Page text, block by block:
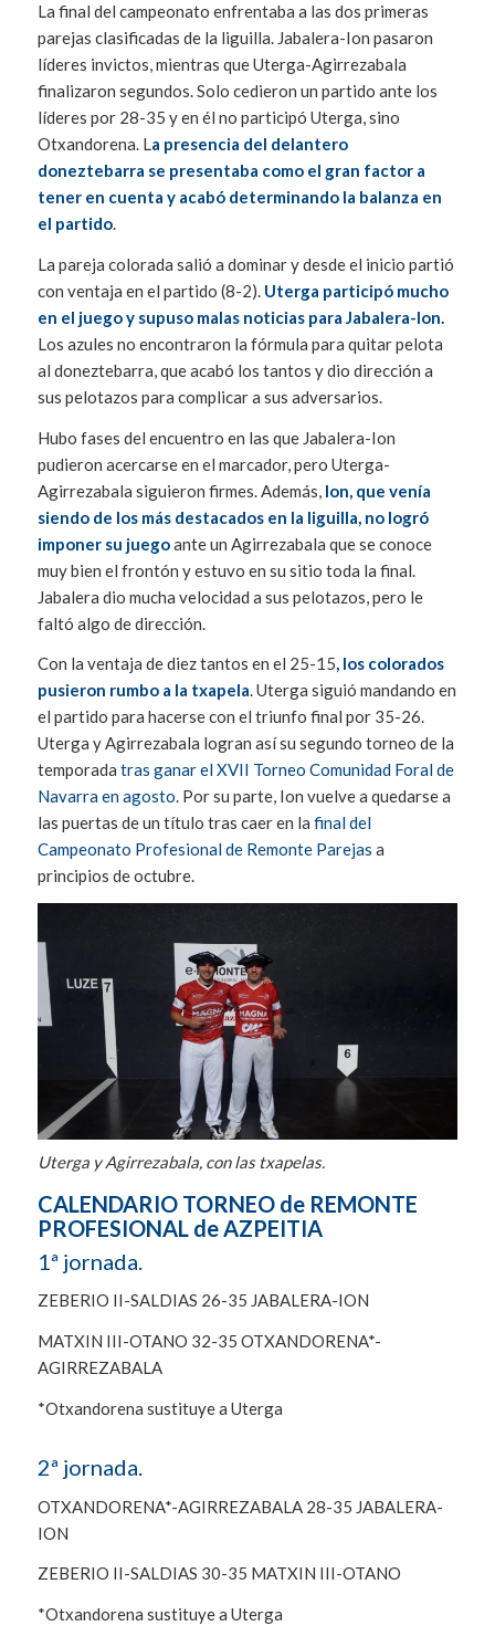
La final del campeonato enfrentaba a las dos primeras
parejas clasificadas de la liguilla. Jabalera-Ion pasaron
líderes invictos, mientras que Uterga-Agirrezabala
finalizaron segundos. Solo cedieron un partido ante los
líderes por 28-35 y en él no participó Uterga, sino
Otxandorena. La presencia del delantero
doneztebarra se presentaba como el gran factor a
tener en cuenta y acabó determinando la balanza en
el partido.
La pareja colorada salió a dominar y desde el inicio partió
con ventaja en el partido (8-2). Uterga participó mucho
en el juego y supuso malas noticias para Jabalera-Ion.
Los azules no encontraron la fórmula para quitar pelota
al doneztebarra, que acabó los tantos y dio dirección a
sus pelotazos para complicar a sus adversarios.
Hubo fases del encuentro en las que Jabalera-Ion
pudieron acercarse en el marcador, pero Uterga-
Agirrezabala siguieron firmes. Además, Ion, que venía
siendo de los más destacados en la liguilla, no logró
imponer su juegoante un Agirrezabala que se conoce
muy bien el frontón y estuvo en su sitio toda la final.
Jabalera dio mucha velocidad a sus pelotazos, pero le
faltó algo de dirección.
Con la ventaja de diez tantos en el 25-15, los colorados
pusieron rumbo a la txapela. Uterga siguió mandando en
el partido para hacerse con el triunfo final por 35-26.
Uterga y Agirrezabala logran así su segundo torneo de la
temporada tras ganar el XVII Torneo Comunidad Foral de
Navarra en agosto.Por su parte, Ion vuelve a quedarse a
las puertas de un título tras caer en la final del
Campeonato Profesional de Remonte Parejas a
principios de octubre.
Uterga y Agirrezabala, con las txapelas.
CALENDARIO TORNEO de REMONTE
PROFESIONAL de AZPEITIA
1ª jornada.
ZEBERIO II-SALDIAS 26-35 JABALERA-ION
MATXIN III-OTANO 32-35 OTXANDORENA*-
AGIRREZABALA
*Otxandorena sustituye a Uterga
2ª jornada.
OTXANDORENA*-AGIRREZABALA 28-35 JABALERA-
ION
ZEBERIO II-SALDIAS 30-35 MATXIN III-OTANO
*Otxandorena sustituye a Uterga